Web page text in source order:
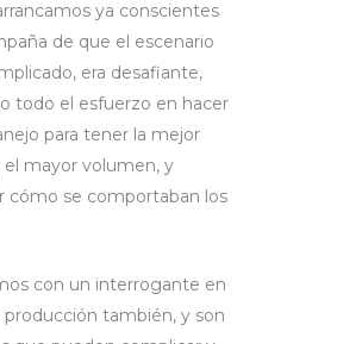
ya conscientes
de que el escenario
era desafiante,
todo el esfuerzo en hacer
para tener la mejor
el mayor volumen, y
cómo se comportaban los
con un interrogante en
producción también, y son